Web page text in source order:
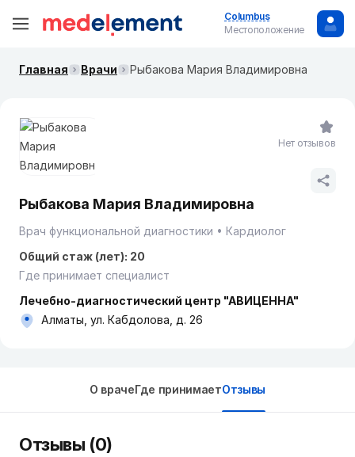
Columbus
Местоположение
Главная Врачи Рыбакова Мария Владимировна
Рыбакова Мария Владимировна
Врач функциональной диагностики
Кардиолог
Общий стаж (лет): 20
Где принимает специалист
Лечебно-диагностический центр "АВИЦЕННА"
Алматы, ул. Кабдолова, д. 26
Нет отзывов
О врачеГде принимаетОтзывы
Отзывы (0)